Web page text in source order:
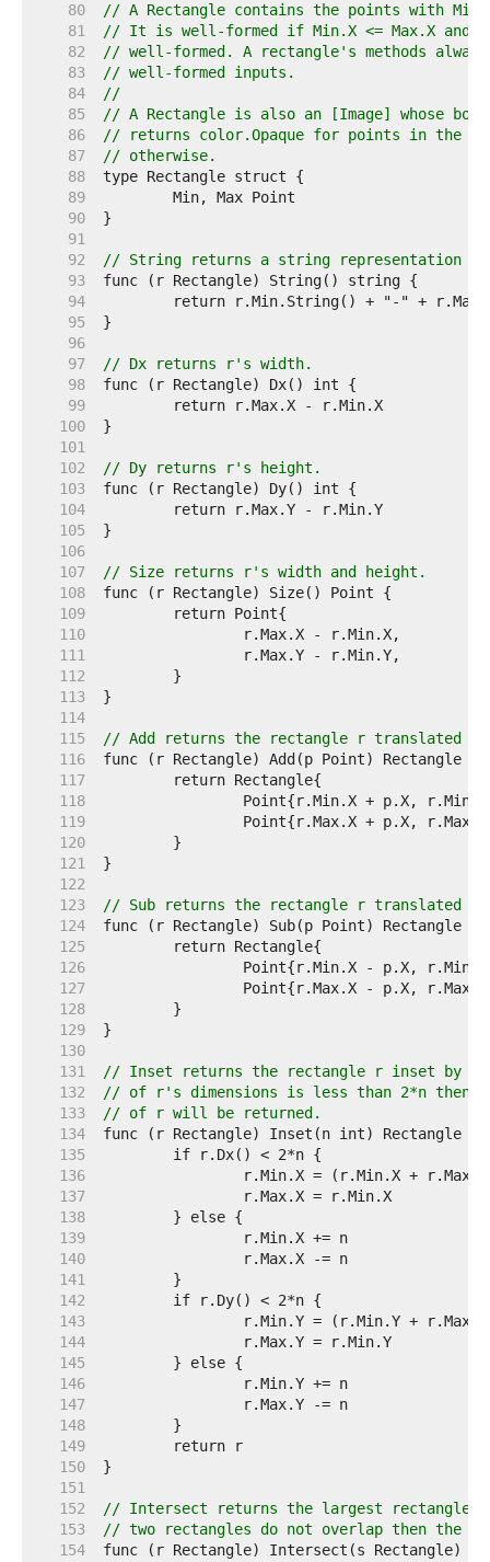
    80
// A Rectangle contains the points with
    81
// It is well-formed if Min.X <= Max.X and
    82
// well-formed. A rectangle's methods
    83
// well-formed inputs.
    84
//
    85
// A Rectangle is also an [Image] whose
    86
// returns color.Opaque for points in the
    87
// otherwise.
    88
    89
    90
    91
    92
// String returns a string representation
    93
    94
    95
    96
    97
// Dx returns r's width.
    98
    99
   100
   101
   102
// Dy returns r's height.
   103
   104
   105
   106
   107
// Size returns r's width and height.
   108
   109
   110
   111
   112
   113
   114
   115
// Add returns the rectangle r translated
   116
   117
   118
   119
   120
   121
   122
   123
// Sub returns the rectangle r translated
   124
   125
   126
   127
   128
   129
   130
   131
// Inset returns the rectangle r inset by n,
   132
// of r's dimensions is less than 2*n then
   133
// of r will be returned.
   134
   135
   136
   137
   138
   139
   140
   141
   142
   143
   144
   145
   146
   147
   148
   149
   150
   151
   152
// Intersect returns the largest rectangle
   153
// two rectangles do not overlap then the
   154